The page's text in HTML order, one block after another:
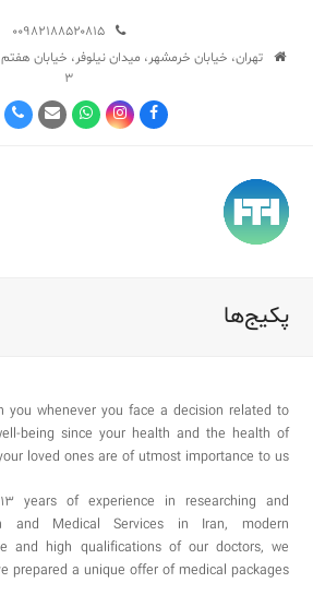
۳
Facebook
Instagram
Whatsapp
Email
پکیج‌ها
you whenever you face a decision related to
being since your health and the health of
loved ones are of utmost importance to us.
years of experience in researching and
and Medical Services in Iran, modern
and high qualifications of our doctors, we
prepared a unique offer of medical packages.